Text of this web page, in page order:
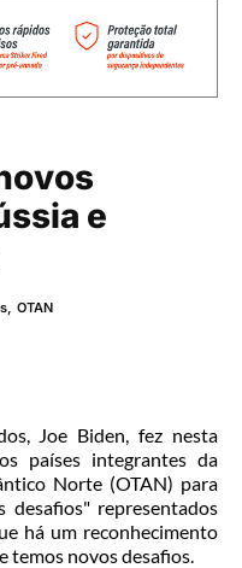
e
,OTAN
Joe Biden, fez nesta
países integrantes da
Norte (OTAN) para
representados
há um reconhecimento
temos novos desafios.